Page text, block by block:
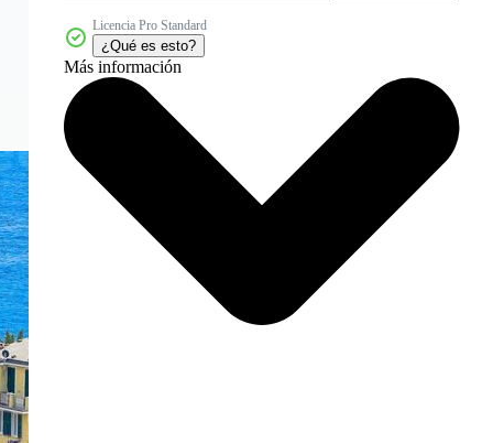
Licencia Pro Standard
¿Qué es esto?
Más información